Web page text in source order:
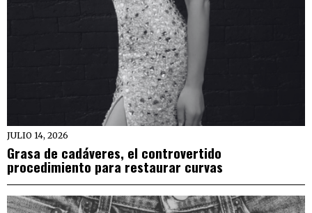
JULIO 14, 2026
Grasa de cadáveres, el controvertido
procedimiento para restaurar curvas